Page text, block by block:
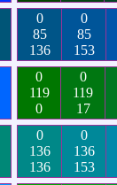
0
85
136
0
85
153
0
119
0
0
119
17
0
136
136
0
136
153